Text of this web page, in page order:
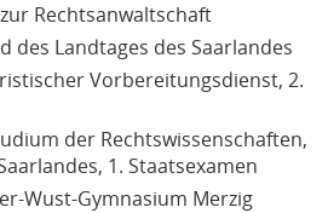
Rechtsanwaltschaft
des Landtages des Saarlandes
Vorbereitungsdienst, 2.
der Rechtswissenschaften,
1. Staatsexamen
Wust-Gymnasium Merzig